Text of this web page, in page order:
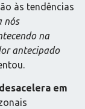
às tendências
nós
na
antecipado
em